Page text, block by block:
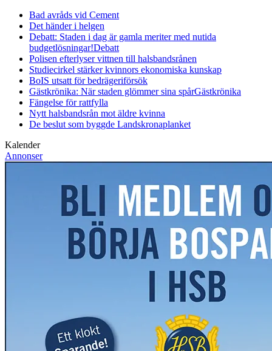
Bad avråds vid Cement
Det händer i helgen
Debatt: Staden i dag är gamla meriter med nutida
budgetlösningar!Debatt
Polisen efterlyser vittnen till halsbandsrånen
Studiecirkel stärker kvinnors ekonomiska kunskap
BoIS utsatt för bedrägeriförsök
Gästkrönika: När staden glömmer sina spårGästkrönika
Fängelse för rattfylla
Nytt halsbandsrån mot äldre kvinna
De beslut som byggde Landskronaplanket
Kalender
Annonser